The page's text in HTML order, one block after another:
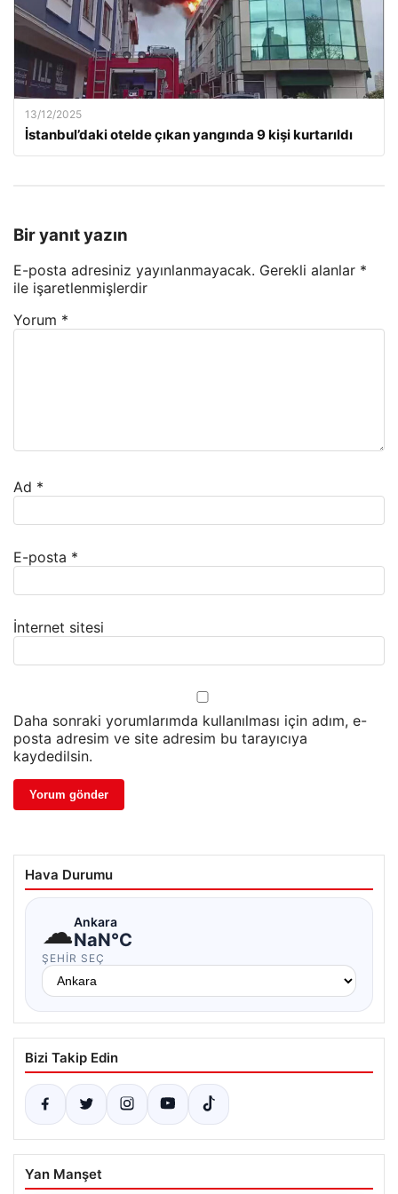
13/12/2025
İstanbul’daki otelde çıkan yangında 9 kişi kurtarıldı
Bir yanıt yazın
E-posta adresiniz yayınlanmayacak. Gerekli alanlar *
ile işaretlenmişlerdir
Yorum *
Ad *
E-posta *
İnternet sitesi
Daha sonraki yorumlarımda kullanılması için adım, e-
posta adresim ve site adresim bu tarayıcıya
kaydedilsin.
Hava Durumu
☁Ankara
NaN°C
ŞEHIR SEÇ
Bizi Takip Edin
Yan Manşet